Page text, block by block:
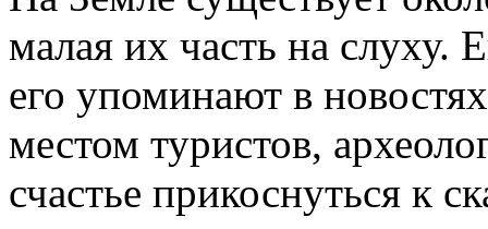
малая их часть на слуху.
его упоминают в
местом туристов,
счастье прикоснуться к